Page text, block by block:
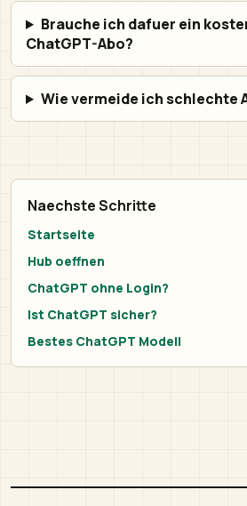
Brauche ich dafuer ein
ChatGPT-Abo?
Wie vermeide ich schlechte
Naechste Schritte
Startseite
Hub oeffnen
ChatGPT ohne Login?
Ist ChatGPT sicher?
Bestes ChatGPT Modell